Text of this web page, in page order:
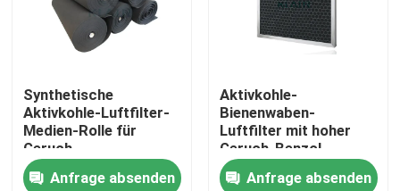
Über uns
Qualitätskontrolle
Treten Sie mit uns in Verbindung
Synthetische
Aktivkohle-Luftfilter-
Medien-Rolle für
Geruch-
Steuerlüftungsanlage
Anfrage absenden
Aktivkohle-
Bienenwaben-
Luftfilter mit hoher
Geruch-Benzol-
Absorption
Anfrage absenden